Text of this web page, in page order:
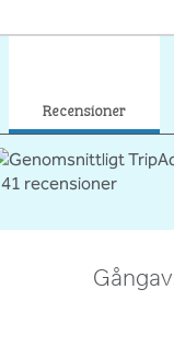
Recensioner